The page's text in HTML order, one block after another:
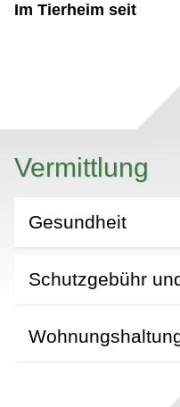
Im Tierheim seit
Vermittlung
Gesundheit
Schutzgebühr